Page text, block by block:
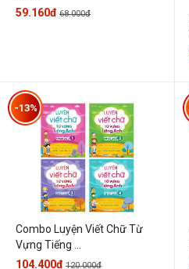
59.160đ 68.000đ
Combo Luyện Viết Chữ Từ
Vựng Tiếng ...
-13%
104.400đ 120.000đ